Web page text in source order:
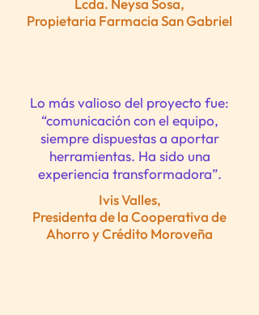
Lcda. Neysa Sosa,
Propietaria Farmacia San Gabriel
Lo más valioso del proyecto fue:
“comunicación con el equipo,
siempre dispuestas a aportar
herramientas. Ha sido una
experiencia transformadora”.
Ivis Valles,
Presidenta de la Cooperativa de
Ahorro y Crédito Moroveña